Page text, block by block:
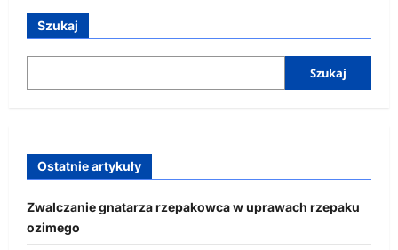
Szukaj
Szukaj
Ostatnie artykuły
Zwalczanie gnatarza rzepakowca w uprawach rzepaku
ozimego